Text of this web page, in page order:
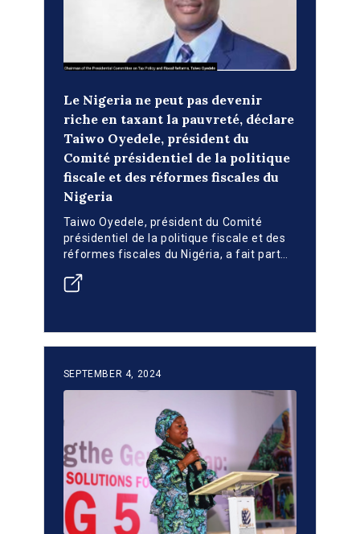
Le Nigeria ne peut pas devenir
riche en taxant la pauvreté, déclare
Taiwo Oyedele, président du
Comité présidentiel de la politique
fiscale et des réformes fiscales du
Nigeria
Taiwo Oyedele, président du Comité
présidentiel de la politique fiscale et des
réformes fiscales du Nigéria, a fait part
deux jours du groupe de travail principal
SEPTEMBER 4, 2024